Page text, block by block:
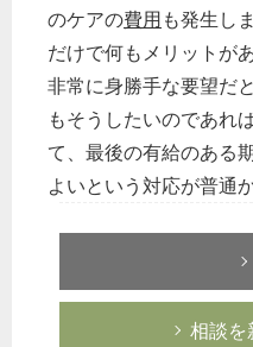
のケアの費用 も発生し
だけで何もメリットが
非常に身勝手な要望だ
もそうしたいのであれ
て、最後の有給のある
よいという対応が普通
相談を